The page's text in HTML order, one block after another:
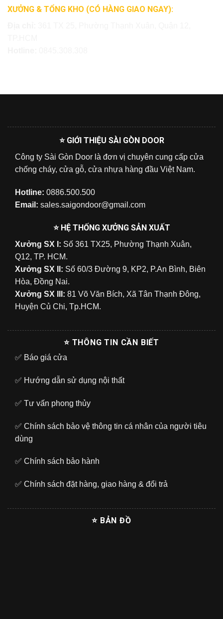
XƯỞNG & TỔNG KHO (CÓ HÀNG GIAO NGAY):
⭐ GIỚI THIỆU SÀI GÒN DOOR
Công ty Sài Gòn Door là đơn vị chuyên cung cấp cửa
chống cháy, cửa gỗ, cửa nhựa hàng đầu Việt Nam.
Hotline: 0886.500.500
Email: sales.saigondoor@gmail.com
⭐ HỆ THỐNG XƯỞNG SẢN XUẤT
Xưởng SX I: Số 361 TX25, Phường Thạnh Xuân,
Q12, TP. HCM.
Xưởng SX II: Số 60/3 Đường 9, KP2, P.An Bình, Biên
Hòa, Đồng Nai.
Xưởng SX III: 81 Võ Văn Bích, Xã Tân Thạnh Đông,
Huyện Củ Chi, Tp.HCM.
⭐ THÔNG TIN CẦN BIẾT
✅ Báo giá cửa
✅ Hướng dẫn sử dụng nội thất
✅ Tư vấn phong thủy
✅ Chính sách bảo vệ thông tin cá nhân của người tiêu
dùng
✅ Chính sách bảo hành
✅ Chính sách đặt hàng, giao hàng & đổi trả
⭐ BẢN ĐỒ